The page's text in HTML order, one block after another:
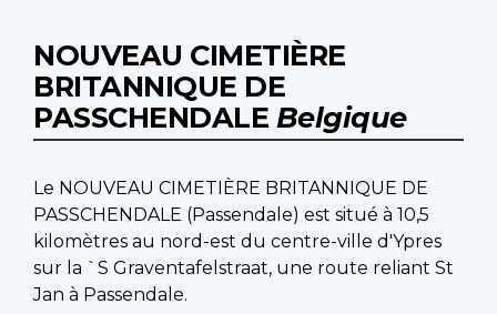
NOUVEAU CIMETIÈRE
BRITANNIQUE DE
PASSCHENDALE Belgique
Le NOUVEAU CIMETIÈRE BRITANNIQUE DE
PASSCHENDALE (Passendale) est situé à 10,5
kilomètres au nord-est du centre-ville d'Ypres
sur la `S Graventafelstraat, une route reliant St
Jan à Passendale.